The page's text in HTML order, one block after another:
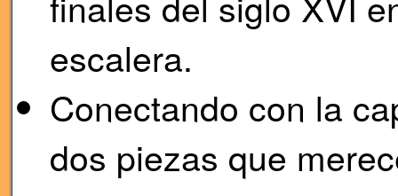
escalera.
Conectando con la
dos piezas que